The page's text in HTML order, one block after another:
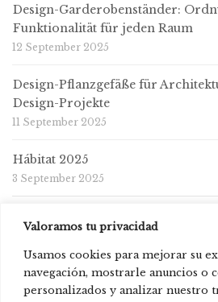
Valoramos tu privacidad
Usamos cookies para mejorar su
navegación, mostrarle anuncios o
personalizados y analizar nuestro
Design-Garderobenständer:
Funktionalität für jeden Raum
12 September 2025
Design-Pflanzgefäße für
Design-Projekte
11 September 2025
Hábitat 2025
3 September 2025